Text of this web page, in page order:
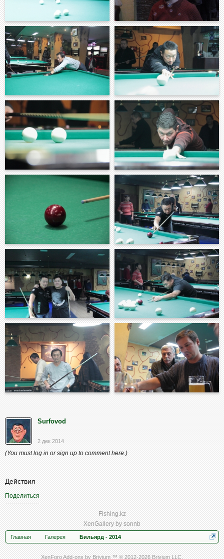
Surfovod
2 дек 2014
(You must log in or sign up to comment here.)
Действия
Поделиться
Fishing.kz
XenGallery bysonnb
Главная Галерея Бильярд - 2014
XenForo Add-ons by Brivium ™ © 2012-2026 Brivium LLC.